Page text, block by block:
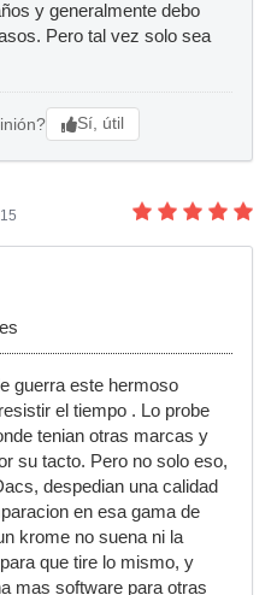
y generalmente debo
Pero tal vez solo sea
Sí, útil
guerra este hermoso
el tiempo . Lo probe
tenian otras marcas y
su tacto. Pero no solo eso,
despedian una calidad
en esa gama de
krome no suena ni la
que tire lo mismo, y
mas software para otras